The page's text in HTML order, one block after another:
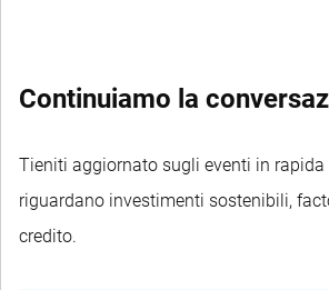
Continuiamo la
Tieniti aggiornato sugli eventi in rapida
riguardano investimenti sostenibili,
credito.